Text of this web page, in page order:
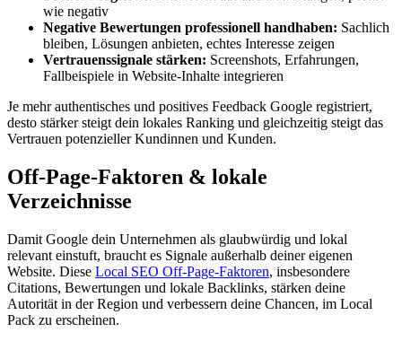
wie negativ
Negative Bewertungen professionell handhaben: Sachlich
bleiben, Lösungen anbieten, echtes Interesse zeigen
Vertrauenssignale stärken: Screenshots, Erfahrungen,
Fallbeispiele in Website-Inhalte integrieren
Je mehr authentisches und positives Feedback Google registriert,
desto stärker steigt dein lokales Ranking und gleichzeitig steigt das
Vertrauen potenzieller Kundinnen und Kunden.
Off-Page-Faktoren & lokale
Verzeichnisse
Damit Google dein Unternehmen als glaubwürdig und lokal
relevant einstuft, braucht es Signale außerhalb deiner eigenen
Website. Diese Local SEO Off-Page-Faktoren, insbesondere
Citations, Bewertungen und lokale Backlinks, stärken deine
Autorität in der Region und verbessern deine Chancen, im Local
Pack zu erscheinen.